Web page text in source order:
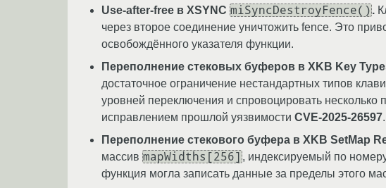
Use-after-free в XSYNC miSyncDestroyFence() .
через второе соединение уничтожить fence. Это
освобождённого указателя функции.
Переполнение стековых буферов в XKB Key
достаточное ограничение нестандартных типов
уровней переключения и спровоцировать
исправлением прошлой уязвимости CVE-2025-26597.
Переполнение стекового буфера в XKB SetMap
массив mapWidths[256] , индексируемый по
функция могла записать данные за пределы этого